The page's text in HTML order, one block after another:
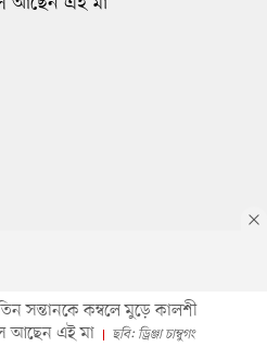
সন্তানকে কম্বলে মুড়ে কালশী
আছেন এই মা
ছবি: ড্রিঞ্জা চাম্বুগং